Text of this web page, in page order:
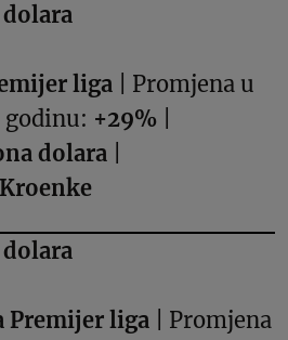
liga | Promjena u
godinu: +29%
dolara
Premijer liga | Promjena